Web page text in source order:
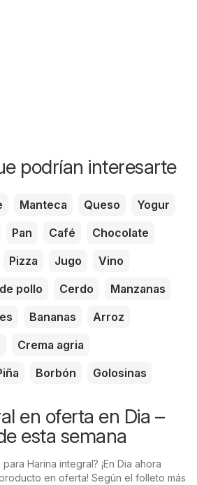
podrían interesarte
Manteca Queso
Yogur
Pan Café
Chocolate
Pizza Jugo
Vino
pollo Cerdo
Manzanas
Bananas
Arroz
Crema agria
Borbón Golosinas
en oferta en Dia –
esta semana
Harina integral? ¡En Dia ahora
en oferta! Según el folleto más